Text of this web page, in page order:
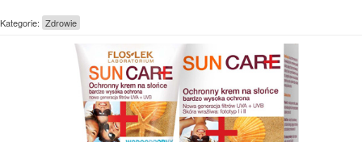
Kategorie: Zdrowie